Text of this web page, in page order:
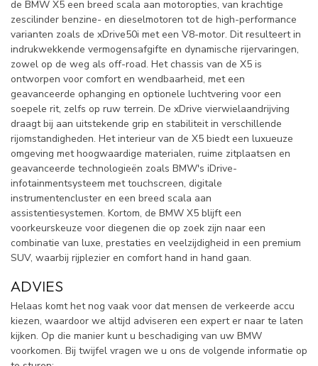
de BMW X5 een breed scala aan motoropties, van krachtige
zescilinder benzine- en dieselmotoren tot de high-performance
varianten zoals de xDrive50i met een V8-motor. Dit resulteert in
indrukwekkende vermogensafgifte en dynamische rijervaringen,
zowel op de weg als off-road. Het chassis van de X5 is
ontworpen voor comfort en wendbaarheid, met een
geavanceerde ophanging en optionele luchtvering voor een
soepele rit, zelfs op ruw terrein. De xDrive vierwielaandrijving
draagt bij aan uitstekende grip en stabiliteit in verschillende
rijomstandigheden. Het interieur van de X5 biedt een luxueuze
omgeving met hoogwaardige materialen, ruime zitplaatsen en
geavanceerde technologieën zoals BMW's iDrive-
infotainmentsysteem met touchscreen, digitale
instrumentencluster en een breed scala aan
assistentiesystemen. Kortom, de BMW X5 blijft een
voorkeurskeuze voor diegenen die op zoek zijn naar een
combinatie van luxe, prestaties en veelzijdigheid in een premium
SUV, waarbij rijplezier en comfort hand in hand gaan.
ADVIES
Helaas komt het nog vaak voor dat mensen de verkeerde accu
kiezen, waardoor we altijd adviseren een expert er naar te laten
kijken. Op die manier kunt u beschadiging van uw BMW
voorkomen. Bij twijfel vragen we u ons de volgende informatie op